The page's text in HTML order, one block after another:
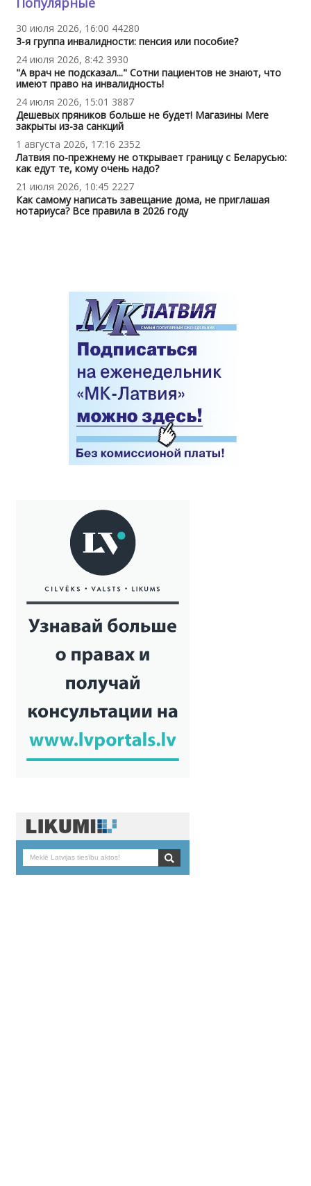
30 июля 2026, 16:00 44280
3-я группа инвалидности: пенсия или пособие?
24 июля 2026, 8:42 3930
"А врач не подсказал..." Сотни пациентов не знают, что
имеют право на инвалидность!
24 июля 2026, 15:01 3887
Дешевых пряников больше не будет! Магазины Mere
закрыты из-за санкций
1 августа 2026, 17:16 2352
Латвия по-прежнему не открывает границу с Беларусью:
как едут те, кому очень надо?
21 июля 2026, 10:45 2227
Как самому написать завещание дома, не приглашая
нотариуса? Все правила в 2026 году